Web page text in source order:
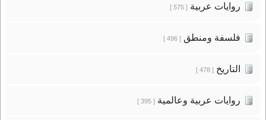
روايات عربية[ 575 ]
فلسفة ومنطق[ 496 ]
التاريخ[ 478 ]
روايات عربية وعالمية[ 395 ]